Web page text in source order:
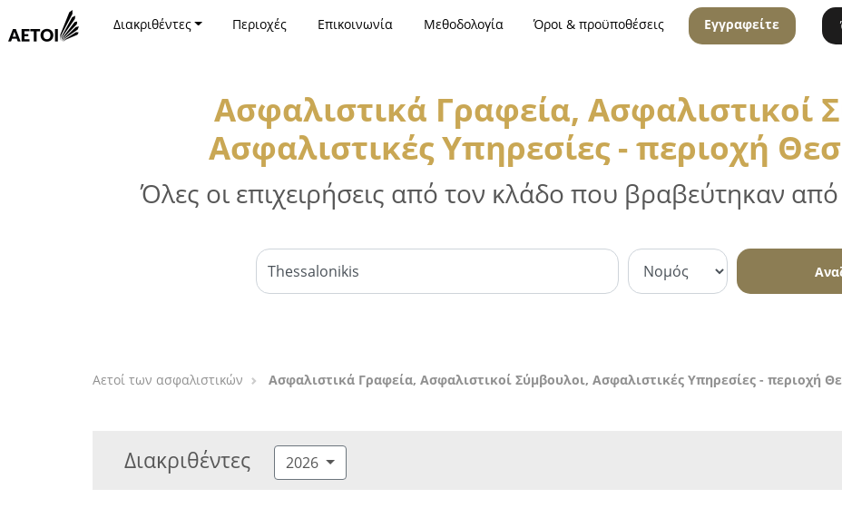
Διακριθέντες Περιοχές Επικοινωνία Μεθοδολογία Όροι & προϋποθέσεις Εγγραφείτε
Ασφαλιστικά Γραφεία, Ασφαλιστικοί
Ασφαλιστικές Υπηρεσίες - περιοχή
Όλες οι επιχειρήσεις από τον κλάδο που βραβεύτηκαν από
Αετοί των ασφαλιστικών Ασφαλιστικά Γραφεία, Ασφαλιστικοί Σύμβουλοι, Ασφαλιστικές Υπηρεσίες - περιοχή
Διακριθέντες 2026